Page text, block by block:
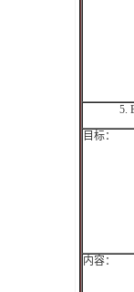
5.
目标：
内容：